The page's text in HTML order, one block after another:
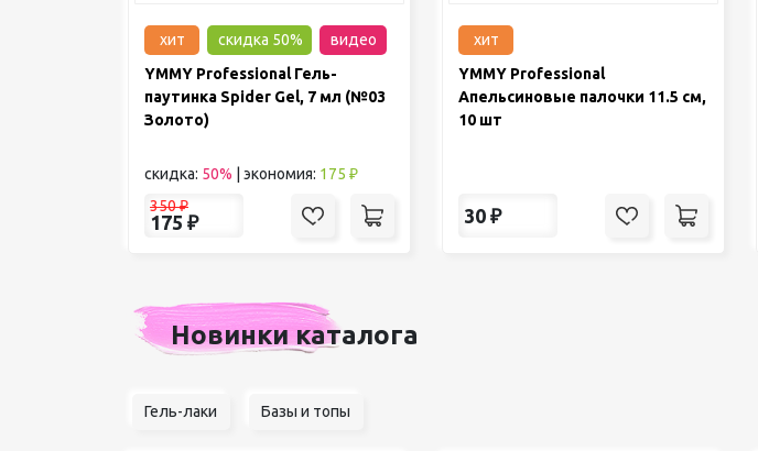
хит скидка 50%
видео
YMMY Professional Гель-
паутинка Spider Gel, 7 мл (№03
Золото)
скидка: 50% | экономия: 175 ₽
350₽
175 ₽
хит
YMMY Professional
Апельсиновые палочки 11.5 см,
10 шт
30 ₽
Новинки каталога
Гель-лаки Базы и топы